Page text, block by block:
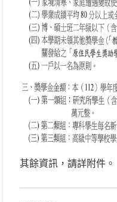
其餘資訊，請詳附件。